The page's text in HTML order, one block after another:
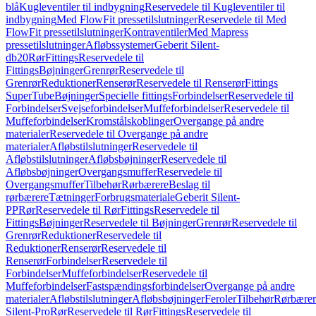
blåKugleventiler til indbygningReservedele til Kugleventiler til
indbygningMed FlowFit pressetilslutningerReservedele til Med
FlowFit pressetilslutningerKontraventilerMed Mapress
pressetilslutningerAfløbssystemerGeberit Silent-
db20RørFittingsReservedele til
FittingsBøjningerGrenrørReservedele til
GrenrørReduktionerRenserørReservedele til RenserørFittings
SuperTubeBøjningerSpecielle fittingsForbindelserReservedele til
ForbindelserSvejseforbindelserMuffeforbindelserReservedele til
MuffeforbindelserKromstålskoblingerOvergange på andre
materialerReservedele til Overgange på andre
materialerAfløbstilslutningerReservedele til
AfløbstilslutningerAfløbsbøjningerReservedele til
AfløbsbøjningerOvergangsmufferReservedele til
OvergangsmufferTilbehørRørbærereBeslag til
rørbærereTætningerForbrugsmaterialeGeberit Silent-
PPRørReservedele til RørFittingsReservedele til
FittingsBøjningerReservedele til BøjningerGrenrørReservedele til
GrenrørReduktionerReservedele til
ReduktionerRenserørReservedele til
RenserørForbindelserReservedele til
ForbindelserMuffeforbindelserReservedele til
MuffeforbindelserFastspændingsforbindelserOvergange på andre
materialerAfløbstilslutningerAfløbsbøjningerFerolerTilbehør
Silent-ProRørReservedele til RørFittingsReservedele til